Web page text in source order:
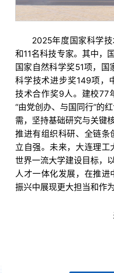
2025年度国家科学
和11名科技专家。其中，
国家自然科学奖51项，
科学技术进步奖149项，
技术合作奖9人。建校77
“由党创办、与国同行”的
需，坚持基础研究与关键
推进有组织科研、全链条
立自强。未来，大连理
世界一流大学建设目标，
人才一体化发展，在推
振兴中展现更大担当和作为